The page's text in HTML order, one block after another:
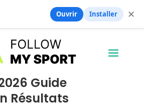
Guide
Résultats
Ouvrir Installer ✕